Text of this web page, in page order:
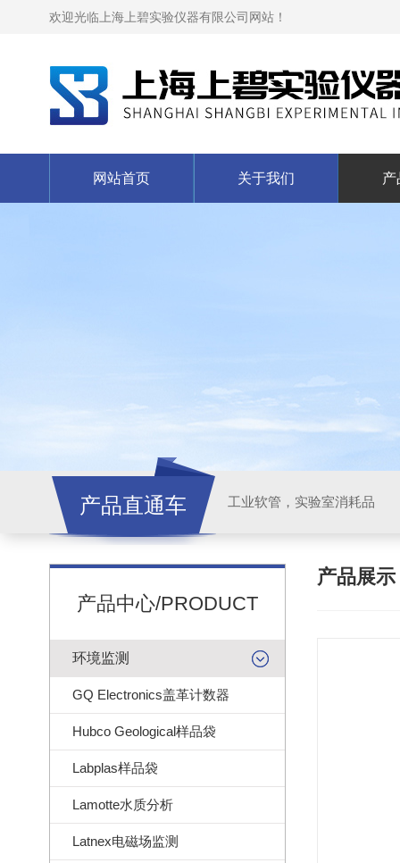
欢迎光临上海上碧实验仪器有限公司网站！
网站首页 关于我们 产
产品直通车 工业软管，实验室消耗品
产品中心/PRODUCT
环境监测
GQ Electronics盖革计数器
Hubco Geological样品袋
Labplas样品袋
Lamotte水质分析
Latnex电磁场监测
产品展示